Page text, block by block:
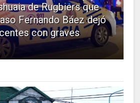
de Rugbiers que
Fernando Báez dejó
con graves